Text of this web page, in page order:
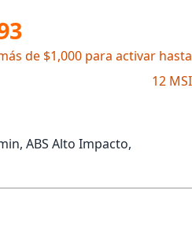
de $1,000 para activar hasta
12 MSI
ABS Alto Impacto,